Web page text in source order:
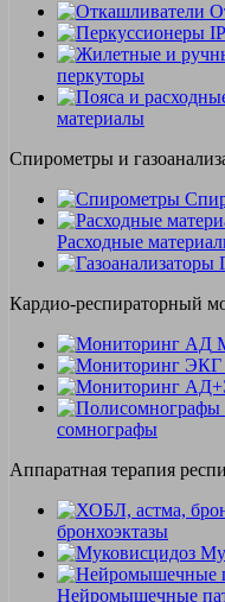
перкуторы
материалы
Спирометры и
Расходные
Кардио-респираторный
сомнографы
Аппаратная терапия
бронхоэктазы
Нейромышечные